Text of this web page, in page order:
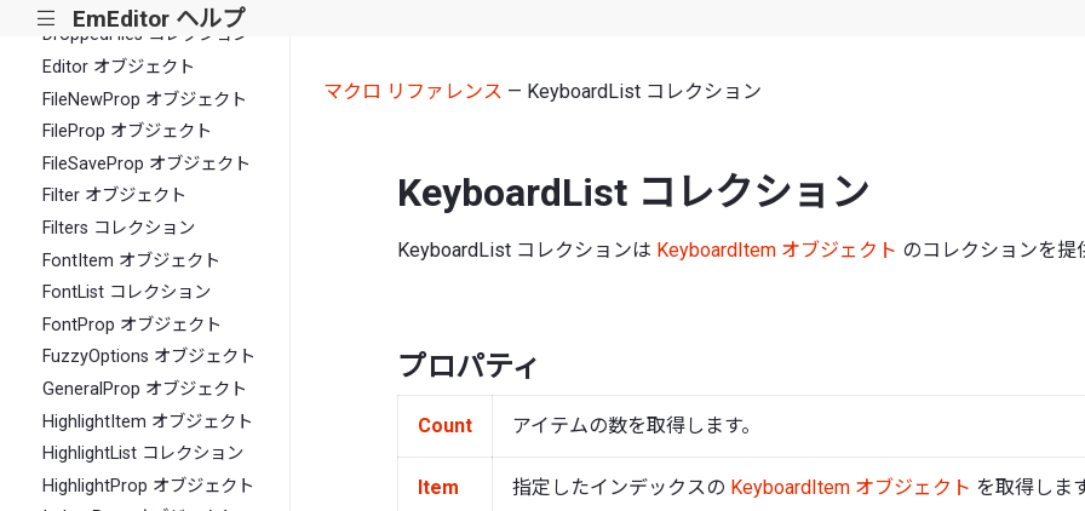
||| EmEditor ヘルプ
DroppedFiles コレクション
Editor オブジェクト
FileNewProp オブジェクト
FileProp オブジェクト
FileSaveProp オブジェクト
Filter オブジェクト
Filters コレクション
FontItem オブジェクト
FontList コレクション
FontProp オブジェクト
FuzzyOptions オブジェクト
GeneralProp オブジェクト
HighlightItem オブジェクト
HighlightList コレクション
HighlightProp オブジェクト
マクロ リファレンス — KeyboardList コレクション
KeyboardList コレクション
KeyboardList コレクションは KeyboardItem オブジェクト のコレクションを提
プロパティ
Count アイテムの数を取得します。
Item 指定したインデックスの KeyboardItem オブジェクト を取得します